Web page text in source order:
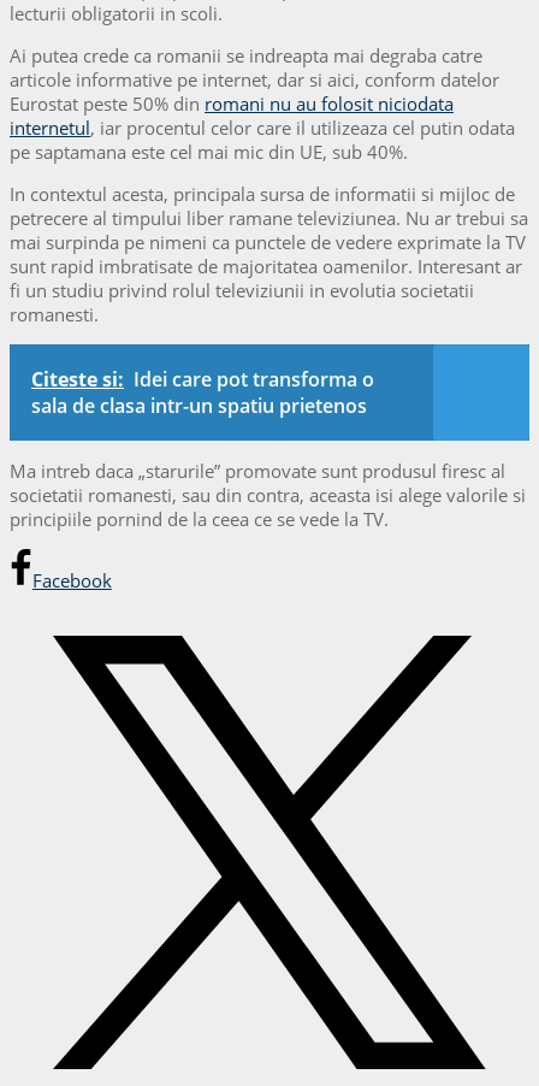
lecturii obligatorii in scoli.
Ai putea crede ca romanii se indreapta mai degraba catre
articole informative pe internet, dar si aici, conform datelor
Eurostat peste 50% din romani nu au folosit niciodata
internetul, iar procentul celor care il utilizeaza cel putin odata
pe saptamana este cel mai mic din UE, sub 40%.
In contextul acesta, principala sursa de informatii si mijloc de
petrecere al timpului liber ramane televiziunea. Nu ar trebui sa
mai surpinda pe nimeni ca punctele de vedere exprimate la TV
sunt rapid imbratisate de majoritatea oamenilor. Interesant ar
fi un studiu privind rolul televiziunii in evolutia societatii
romanesti.
Citeste si: Idei care pot transforma o
sala de clasa intr-un spatiu prietenos
Ma intreb daca „starurile” promovate sunt produsul firesc al
societatii romanesti, sau din contra, aceasta isi alege valorile si
principiile pornind de la ceea ce se vede la TV.
Facebook